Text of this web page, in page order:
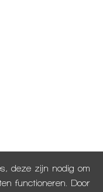
deze zijn nodig om
functioneren. Door